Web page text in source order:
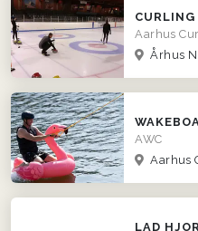
Aarhus
Århus N
AWC
Aarhus